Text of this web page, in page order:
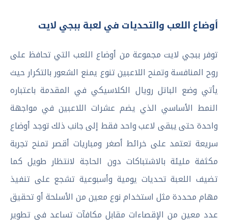
أوضاع اللعب والتحديات في لعبة ببجي لايت
توفر ببجي لايت مجموعة من أوضاع اللعب التي تحافظ على
روح المنافسة وتمنح اللاعبين تنوع يمنع الشعور بالتكرار حيث
يأتي وضع الباتل رويال الكلاسيكي في المقدمة باعتباره
النمط الأساسي الذي يضم عشرات اللاعبين في مواجهة
واحدة حتى يبقى لاعب واحد فقط إلى جانب ذلك توجد أوضاع
سريعة تعتمد على خرائط أصغر ومباريات أقصر تمنح تجربة
مكثفة مليئة بالاشتباكات دون الحاجة لانتظار طويل كما
تضيف اللعبة تحديات يومية وأسبوعية تشجع على تنفيذ
مهام محددة مثل استخدام نوع معين من الأسلحة أو تحقيق
عدد معين من الإقصاءات مقابل مكافآت تساعد في تطوير